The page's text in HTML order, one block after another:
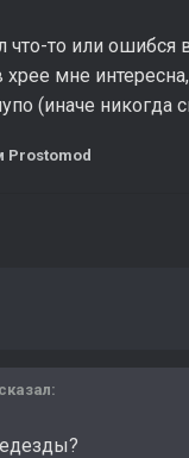
что-то или
мне
(иначе
Prostomod
сказал: